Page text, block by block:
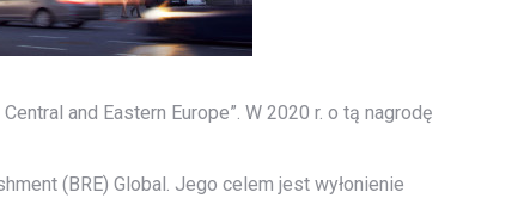
and Eastern Europe”. W 2020 r. o tą nagrodę
(BRE) Global. Jego celem jest wyłonienie